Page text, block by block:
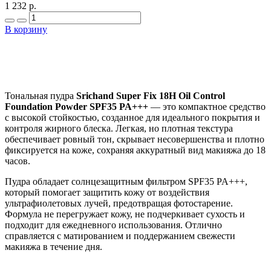
1 232 р.
В корзину
Тональная пудра Srichand Super Fix 18H Oil Control
Foundation Powder SPF35 PA+++ — это компактное средство
с высокой стойкостью, созданное для идеального покрытия и
контроля жирного блеска. Легкая, но плотная текстура
обеспечивает ровный тон, скрывает несовершенства и плотно
фиксируется на коже, сохраняя аккуратный вид макияжа до 18
часов.
Пудра обладает солнцезащитным фильтром SPF35 PA+++,
который помогает защитить кожу от воздействия
ультрафиолетовых лучей, предотвращая фотостарение.
Формула не перегружает кожу, не подчеркивает сухость и
подходит для ежедневного использования. Отлично
справляется с матированием и поддержанием свежести
макияжа в течение дня.